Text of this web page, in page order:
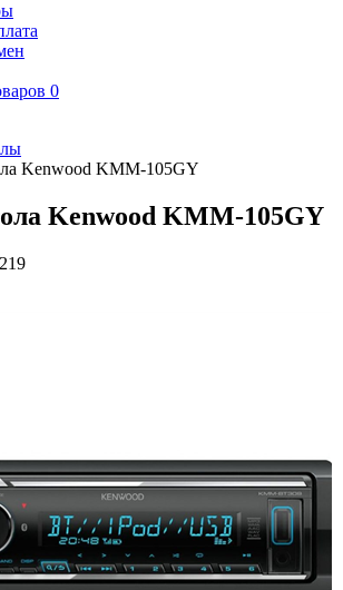
0
Kenwood KMM-105GY
Kenwood KMM-105GY